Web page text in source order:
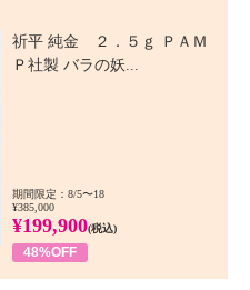
祈平 純金 ２．５ｇ ＰＡＭ
Ｐ社製 バラの妖...
期間限定：8/5〜18
¥385,000
¥199,900(税込)
48%OFF